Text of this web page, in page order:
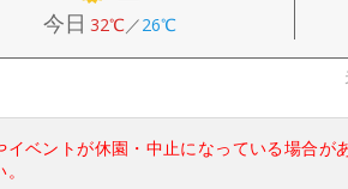
今日 32℃／26℃
ベントが休園・中止になっている場合が